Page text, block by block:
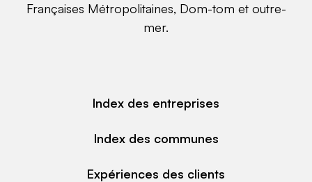
Françaises Métropolitaines, Dom-tom et outre-
mer.
Index des entreprises
Index des communes
Expériences des clients